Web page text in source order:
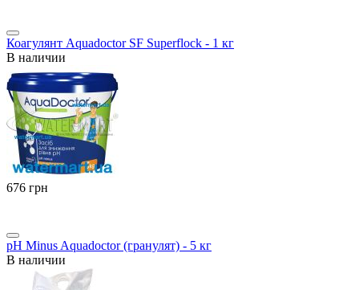
Коагулянт Aquadoctor SF Superflock - 1 кг
В наличии
‍676‍ грн
pH Minus Aquadoctor (гранулят) - 5 кг
В наличии